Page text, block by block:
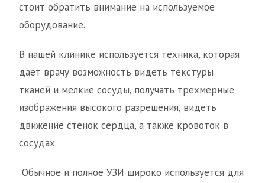
стоит обратить внимание на используемое
оборудование.
В нашей клинике используется техника, которая
дает врачу возможность видеть текстуры
тканей и мелкие сосуды, получать трехмерные
изображения высокого разрешения, видеть
движение стенок сердца, а также кровоток в
сосудах.
Обычное и полное УЗИ широко используется для